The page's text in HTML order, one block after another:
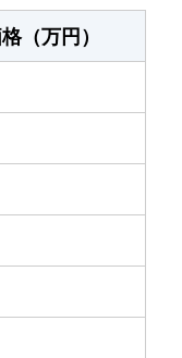
徒歩9分
都) 徒歩15分
（万円）